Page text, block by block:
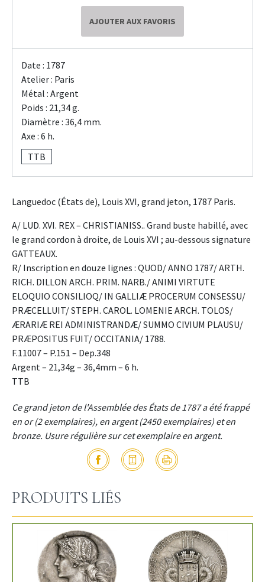
AJOUTER AUX FAVORIS
Date : 1787
Atelier : Paris
Métal : Argent
Poids : 21,34 g.
Diamètre : 36,4 mm.
Axe : 6 h.
TTB
Languedoc (États de), Louis XVI, grand jeton, 1787 Paris.
A/ LUD. XVI. REX – CHRISTIANISS.. Grand buste habillé, avec
le grand cordon à droite, de Louis XVI ; au-dessous signature
GATTEAUX.
R/ Inscription en douze lignes : QUOD/ ANNO 1787/ ARTH.
RICH. DILLON ARCH. PRIM. NARB./ ANIMI VIRTUTE
ELOQUIO CONSILIOQ/ IN GALLIÆ PROCERUM CONSESSU/
PRÆCELLUIT/ STEPH. CAROL. LOMENIE ARCH. TOLOS/
ÆRARIÆ REI ADMINISTRANDÆ/ SUMMO CIVIUM PLAUSU/
PRÆPOSITUS FUIT/ OCCITANIA/ 1788.
F.11007 – P.151 – Dep.348
Argent – 21,34g – 36,4mm – 6 h.
TTB
Ce grand jeton de l'Assemblée des États de 1787 a été frappé
en or (2 exemplaires), en argent (2450 exemplaires) et en
bronze. Usure régulière sur cet exemplaire en argent.
PRODUITS LIÉS